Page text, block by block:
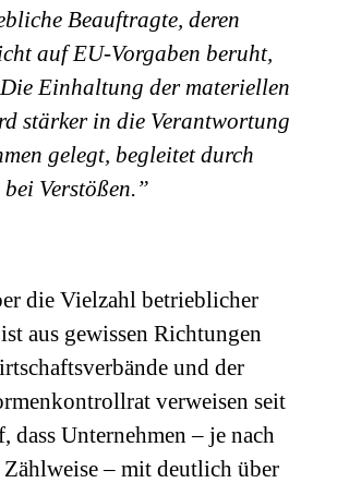
Beauftragte, deren
auf EU-Vorgaben beruht,
Einhaltung der materiellen
stärker in die Verantwortung
gelegt, begleitet durch
Verstößen.”
die Vielzahl betrieblicher
aus gewissen Richtungen
und der
verweisen seit
dass Unternehmen – je nach
– mit deutlich über